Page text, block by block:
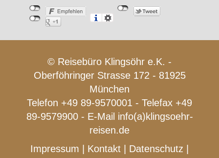
© Reisebüro Klingsöhr e.K. -
Oberföhringer Strasse 172 - 81925
München
Telefon +49 89-9570001 - Telefax +49
89-9579900 - E-Mail info(a)klingsoehr-
reisen.de
Impressum
Kontakt Datenschutz